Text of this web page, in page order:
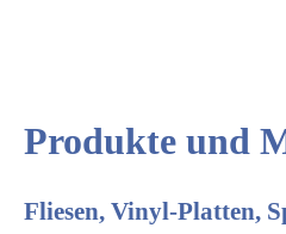
Produkte und
Fliesen, Vinyl-Platten,